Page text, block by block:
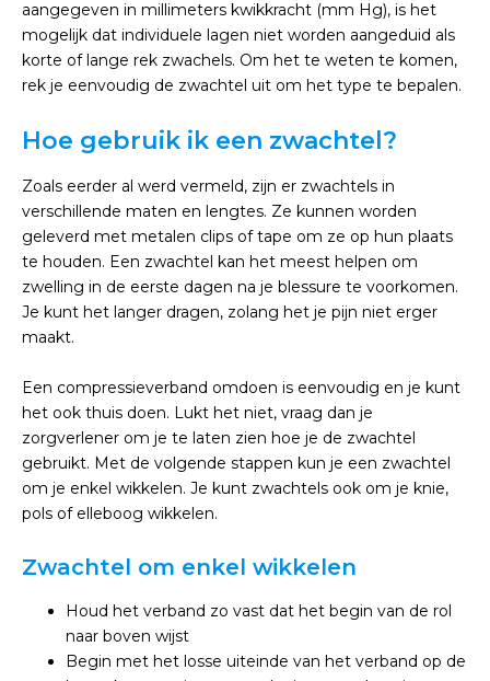
aangegeven in millimeters kwikkracht (mm Hg), is het
mogelijk dat individuele lagen niet worden aangeduid als
korte of lange rek zwachels. Om het te weten te komen,
rek je eenvoudig de zwachtel uit om het type te bepalen.
Hoe gebruik ik een zwachtel?
Zoals eerder al werd vermeld, zijn er zwachtels in
verschillende maten en lengtes. Ze kunnen worden
geleverd met metalen clips of tape om ze op hun plaats
te houden. Een zwachtel kan het meest helpen om
zwelling in de eerste dagen na je blessure te voorkomen.
Je kunt het langer dragen, zolang het je pijn niet erger
maakt.
Een compressieverband omdoen is eenvoudig en je kunt
het ook thuis doen. Lukt het niet, vraag dan je
zorgverlener om je te laten zien hoe je de zwachtel
gebruikt. Met de volgende stappen kun je een zwachtel
om je enkel wikkelen. Je kunt zwachtels ook om je knie,
pols of elleboog wikkelen.
Zwachtel om enkel wikkelen
Houd het verband zo vast dat het begin van de rol
naar boven wijst
Begin met het losse uiteinde van het verband op de